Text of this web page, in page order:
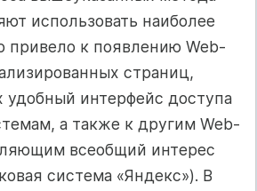
использовать наиболее
привело к появлению Web-
страниц,
интерфейс доступа
а также к другим Web-
всеобщий интерес
система «Яндекс»). В